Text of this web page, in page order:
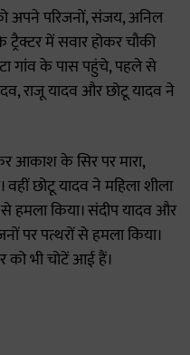
अपने परिजनों, संजय, अनिल
में सवार होकर चौकी
गांव के पास पहुंचे, पहले से
राजू यादव और छोटू यादव ने
आकाश के सिर पर मारा,
छोटू यादव ने महिला शीला
से हमला किया। संदीप यादव और
पर पत्थरों से हमला किया।
भी चोटें आई हैं।